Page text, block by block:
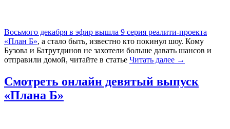
Восьмого декабря в эфир вышла 9 серия реалити-проекта
«План Б», а стало быть, известно кто покинул шоу. Кому
Бузова и Батрутдинов не захотели больше давать шансов и
отправили домой, читайте в статье Читать далее →
Смотреть онлайн девятый выпуск
«Плана Б»